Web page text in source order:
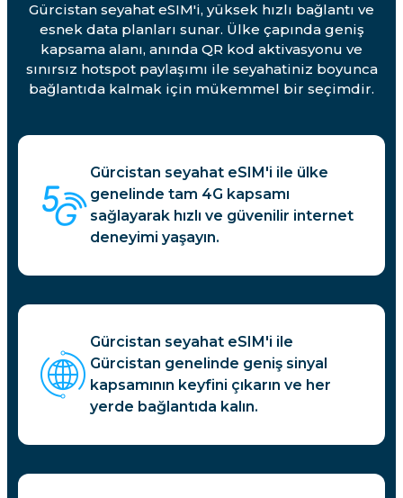
Gürcistan seyahat eSIM'i, yüksek hızlı bağlantı ve
esnek data planları sunar. Ülke çapında geniş
kapsama alanı, anında QR kod aktivasyonu ve
sınırsız hotspot paylaşımı ile seyahatiniz boyunca
bağlantıda kalmak için mükemmel bir seçimdir.
Gürcistan seyahat eSIM'i ile ülke
genelinde tam 4G kapsamı
sağlayarak hızlı ve güvenilir internet
deneyimi yaşayın.
Gürcistan seyahat eSIM'i ile
Gürcistan genelinde geniş sinyal
kapsamının keyfini çıkarın ve her
yerde bağlantıda kalın.